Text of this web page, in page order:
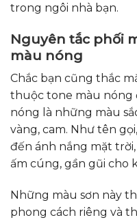
trong ngôi nhà bạn.
Nguyên tắc phối
màu nóng
Chắc bạn cũng thắc
thuộc tone màu nóng
nóng là những màu
vàng, cam. Như tên
đến ánh nắng mặt
ấm cúng, gần gũi cho
Những màu sơn này
phong cách riêng và